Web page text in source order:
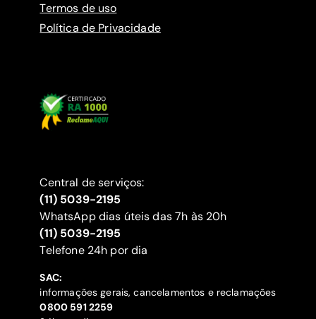
Termos de uso
Política de Privacidade
Central de serviços:
(11) 5039-2195
WhatsApp dias úteis das 7h às 20h
(11) 5039-2195
‍Telefone 24h por dia
SAC:
informações gerais, cancelamentos e reclamações
‍0800 591 2259